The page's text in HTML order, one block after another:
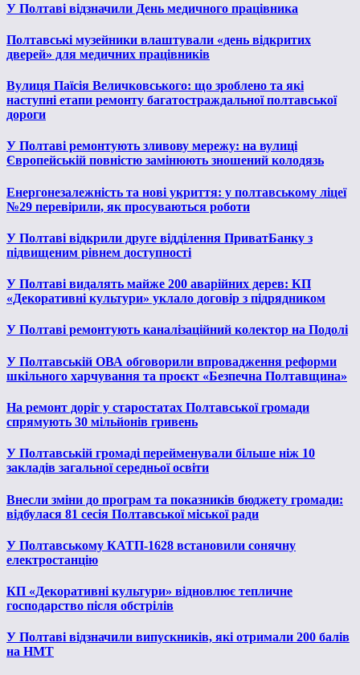
У Полтаві відзначили День медичного працівника
Полтавські музейники влаштували «день відкритих
дверей» для медичних працівників
Вулиця Паїсія Величковського: що зроблено та які
наступні етапи ремонту багатостраждальної полтавської
дороги
У Полтаві ремонтують зливову мережу: на вулиці
Європейській повністю замінюють зношений колодязь
Енергонезалежність та нові укриття: у полтавському ліцеї
№29 перевірили, як просуваються роботи
У Полтаві відкрили друге відділення ПриватБанку з
підвищеним рівнем доступності
У Полтаві видалять майже 200 аварійних дерев: КП
«Декоративні культури» уклало договір з підрядником
У Полтаві ремонтують каналізаційний колектор на Подолі
У Полтавській ОВА обговорили впровадження реформи
шкільного харчування та проєкт «Безпечна Полтавщина»
На ремонт доріг у старостатах Полтавської громади
спрямують 30 мільйонів гривень
У Полтавській громаді перейменували більше ніж 10
закладів загальної середньої освіти
Внесли зміни до програм та показників бюджету громади:
відбулася 81 сесія Полтавської міської ради
У Полтавському КАТП-1628 встановили сонячну
електростанцію
КП «Декоративні культури» відновлює тепличне
господарство після обстрілів
У Полтаві відзначили випускників, які отримали 200 балів
на НМТ